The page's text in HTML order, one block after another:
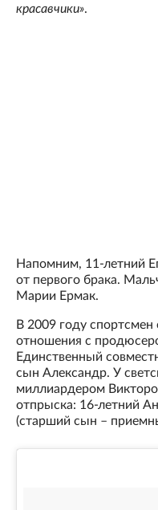
красавчики».
Напомним, 11-летний
от первого брака.
Марии Ермак.
В 2009 году
отношения с
Единственный
сын Александр. У
миллиардером
отпрыска: 16-летний
(старший сын –